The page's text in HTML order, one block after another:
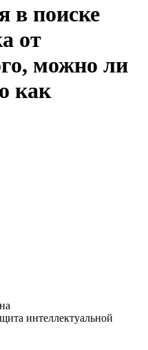
в поиске
от
можно ли
как
интеллектуальной